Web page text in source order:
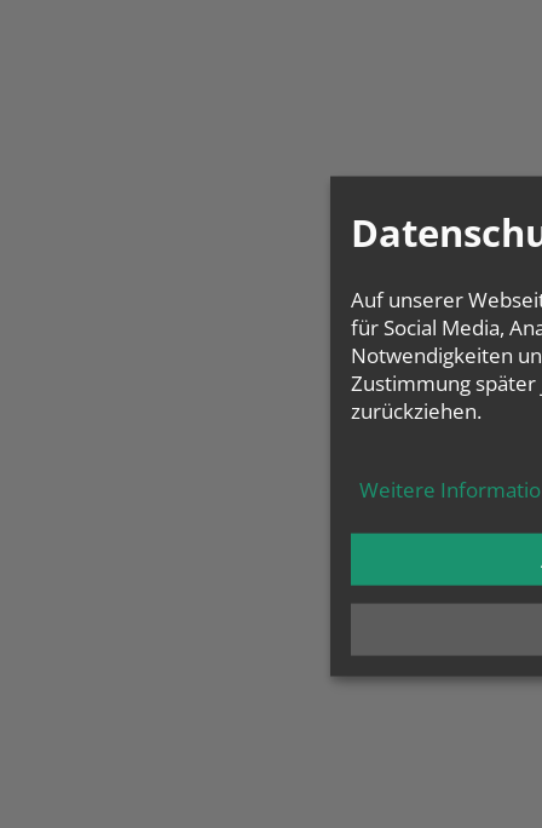
Auf unserer
für Social Media,
Notwendigkeiten
Zustimmung
zurückziehen.
Weitere